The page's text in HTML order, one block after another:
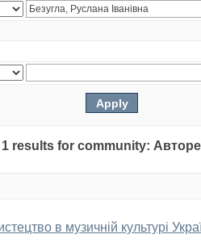
results for community:
в музичній культурі